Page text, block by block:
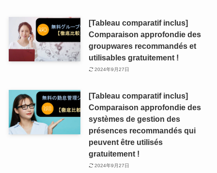
[Tableau comparatif inclus]
Comparaison approfondie des
groupwares recommandés et
utilisables gratuitement !
2024年9月27日
[Tableau comparatif inclus]
Comparaison approfondie des
systèmes de gestion des
présences recommandés qui
peuvent être utilisés
gratuitement !
2024年9月27日